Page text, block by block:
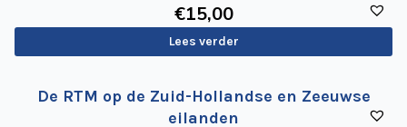
€15,00
Lees verder
De RTM op de Zuid-Hollandse en Zeeuwse
eilanden